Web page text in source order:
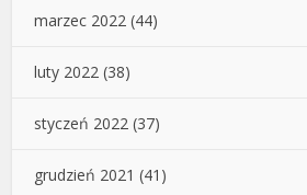
marzec 2022 (44)
luty 2022 (38)
styczeń 2022 (37)
grudzień 2021 (41)